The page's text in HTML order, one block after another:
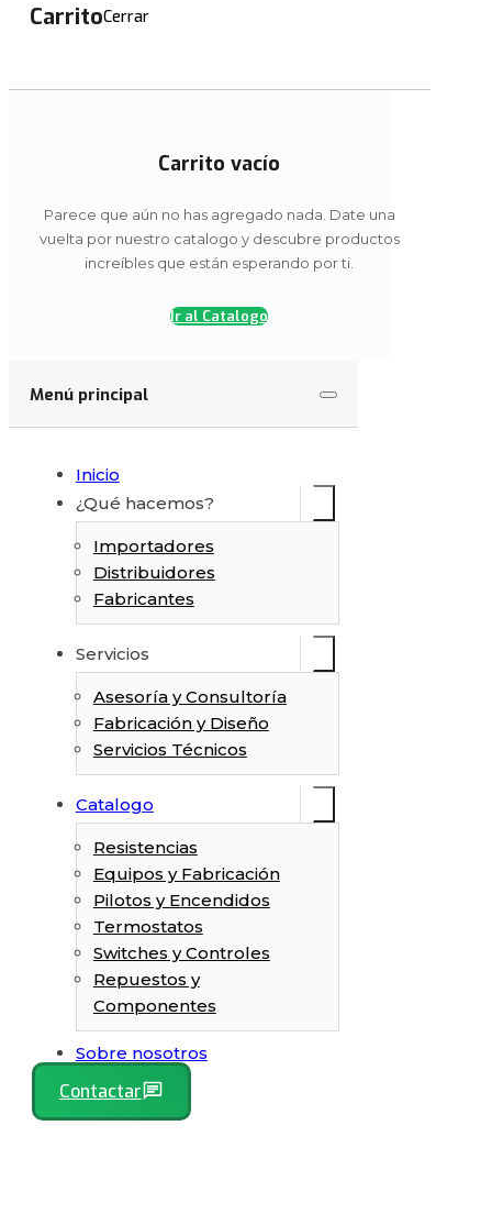
CarritoCerrar
Carrito vacío
Parece que aún no has agregado nada. Date una
vuelta por nuestro catalogo y descubre productos
increíbles que están esperando por ti.
Ir al Catalogo
Finalizar cotización
Menú principal
Inicio
¿Qué hacemos?
Importadores
Distribuidores
Fabricantes
Servicios
Asesoría y Consultoría
Fabricación y Diseño
Servicios Técnicos
Catalogo
Resistencias
Equipos y Fabricación
Pilotos y Encendidos
Termostatos
Switches y Controles
Repuestos y
Componentes
Sobre nosotros
Contactar